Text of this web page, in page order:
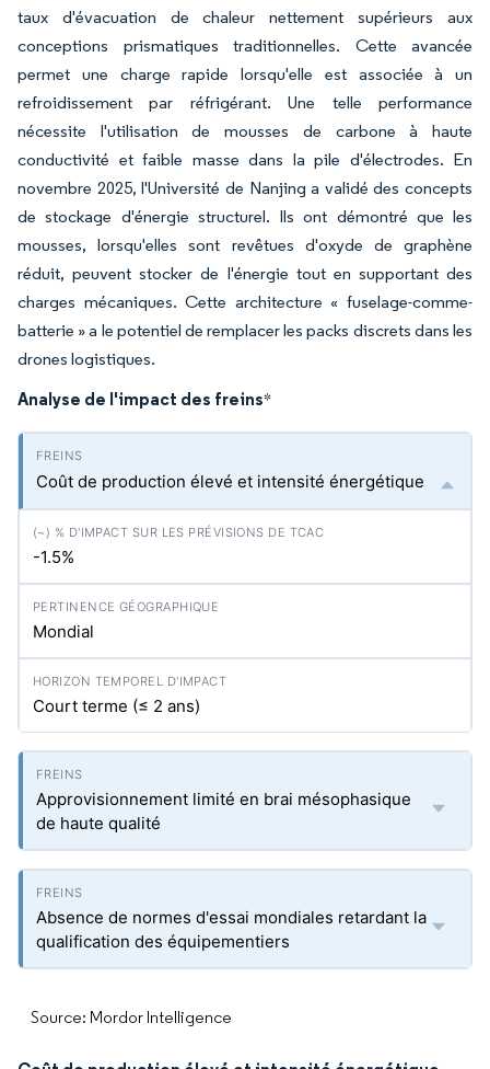
taux d'évacuation de chaleur nettement supérieurs aux
conceptions prismatiques traditionnelles. Cette avancée
permet une charge rapide lorsqu'elle est associée à un
refroidissement par réfrigérant. Une telle performance
nécessite l'utilisation de mousses de carbone à haute
conductivité et faible masse dans la pile d'électrodes. En
novembre 2025, l'Université de Nanjing a validé des concepts
de stockage d'énergie structurel. Ils ont démontré que les
mousses, lorsqu'elles sont revêtues d'oxyde de graphène
réduit, peuvent stocker de l'énergie tout en supportant des
charges mécaniques. Cette architecture « fuselage-comme-
batterie » a le potentiel de remplacer les packs discrets dans les
drones logistiques.
Analyse de l'impact des freins*
Coût de production élevé et intensité énergétique
-1.5%
Mondial
Court terme (≤ 2 ans)
Approvisionnement limité en brai mésophasique
de haute qualité
Absence de normes d'essai mondiales retardant la
qualification des équipementiers
Source: Mordor Intelligence